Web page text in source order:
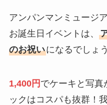
アンパンマンミュージ
お誕生日イベントは、
のお祝いになるでしょう
1,400円 でケーキと写真
ックはコスパも抜群！